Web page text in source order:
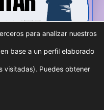
para analizar nuestros
base a un perfil elaborado
visitadas). Puedes obtener